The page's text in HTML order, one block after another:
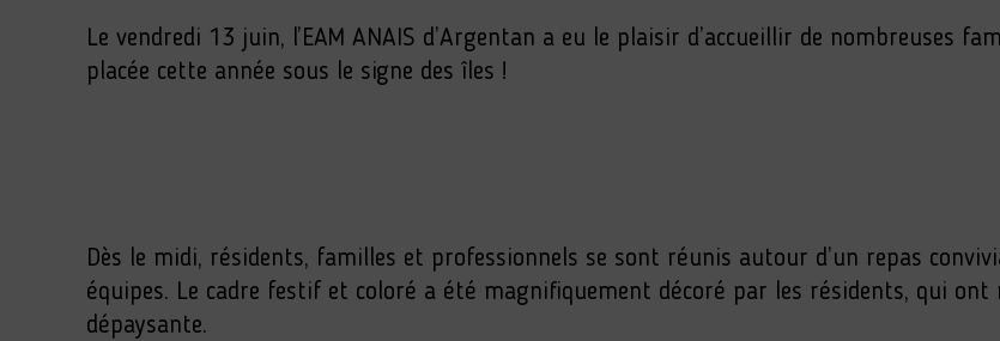
Le vendredi 13 juin, l’EAM ANAIS d’Argentan a eu le plaisir d’accueillir de nombreuses
placée cette année sous le signe des îles !
Dès le midi, résidents, familles et professionnels se sont réunis autour d’un repas
équipes. Le cadre festif et coloré a été magnifiquement décoré par les résidents, qui
dépaysante.